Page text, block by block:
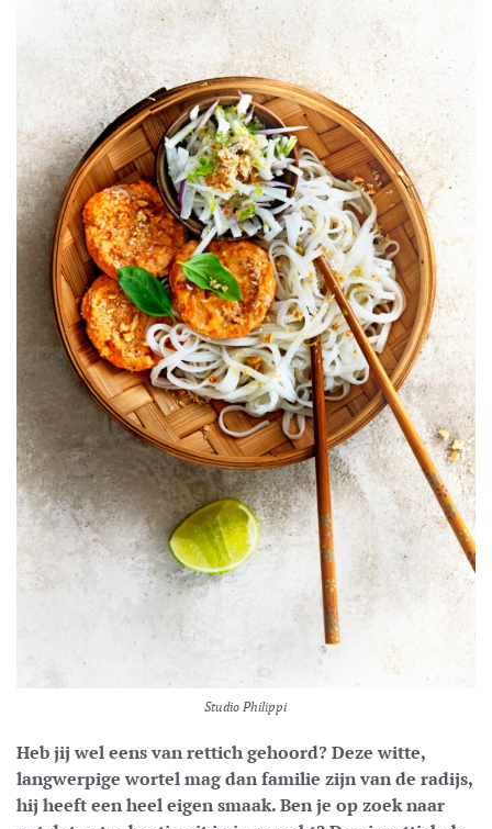
Studio Philippi
Heb jij wel eens van rettich gehoord? Deze witte,
langwerpige wortel mag dan familie zijn van de radijs,
hij heeft een heel eigen smaak. Ben je op zoek naar